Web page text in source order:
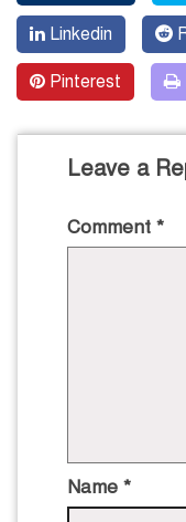
Linkedin
Pinterest
Leave a
Comment *
Name *